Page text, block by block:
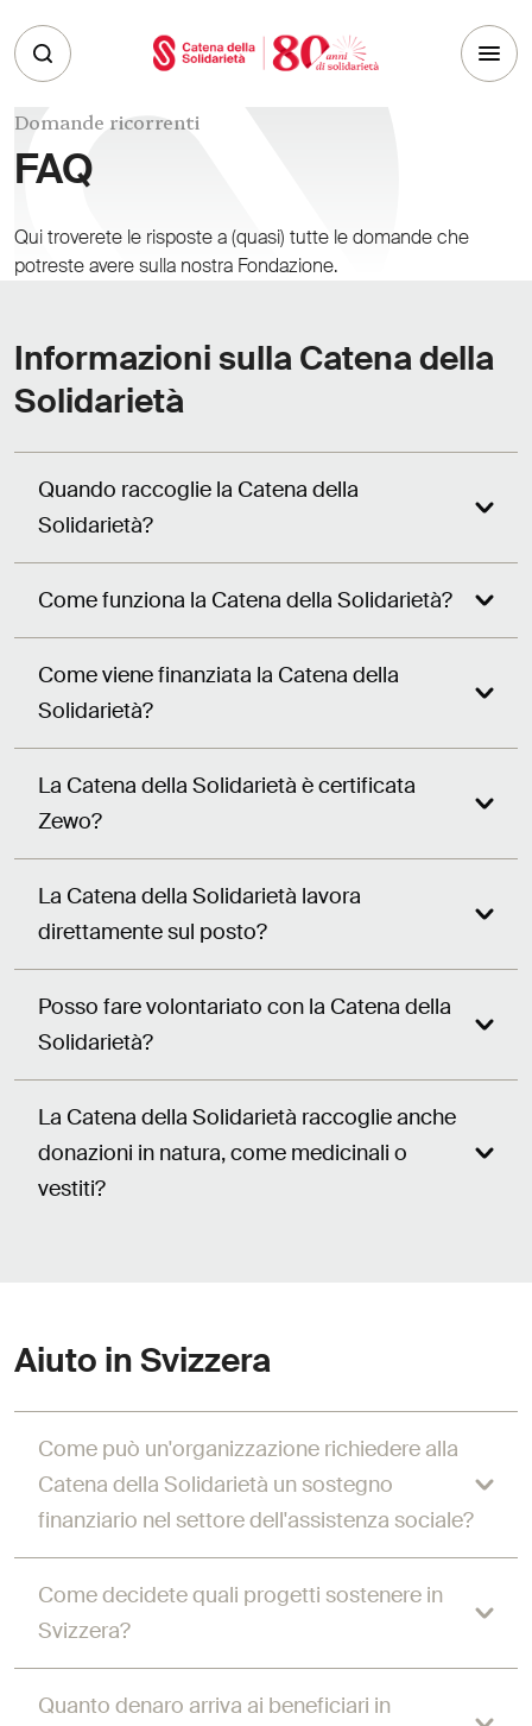
Domande ricorrenti
FAQ
Qui troverete le risposte a (quasi) tutte le domande che
potreste avere sulla nostra Fondazione.
Informazioni sulla Catena della
Solidarietà
Quando raccoglie la Catena della
Solidarietà?
Come funziona la Catena della Solidarietà?
Come viene finanziata la Catena della
Solidarietà?
La Catena della Solidarietà è certificata
Zewo?
La Catena della Solidarietà lavora
direttamente sul posto?
Posso fare volontariato con la Catena della
Solidarietà?
La Catena della Solidarietà raccoglie anche
donazioni in natura, come medicinali o
vestiti?
Aiuto in Svizzera
Come può un'organizzazione richiedere alla
Catena della Solidarietà un sostegno
finanziario nel settore dell'assistenza sociale?
Come decidete quali progetti sostenere in
Svizzera?
Quanto denaro arriva ai beneficiari in